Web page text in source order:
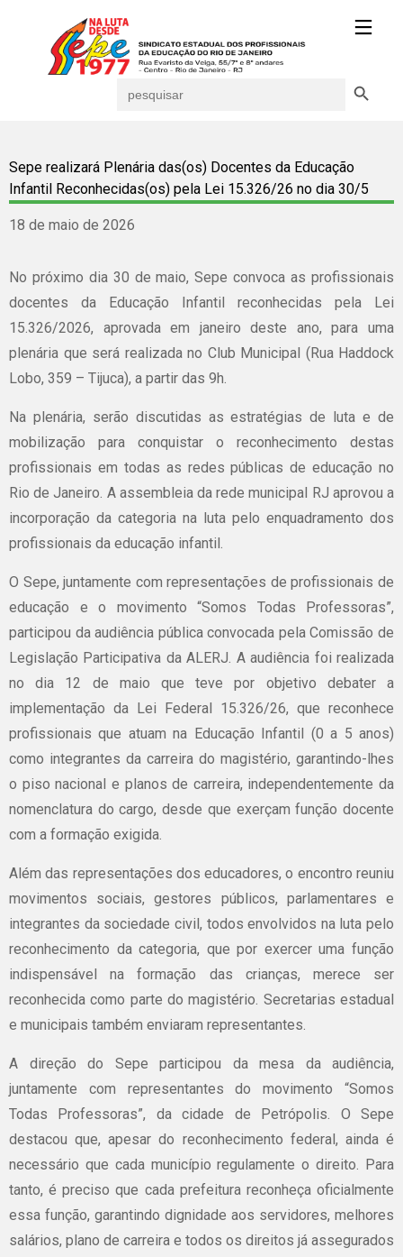
for:
Sepe realizará Plenária das(os) Docentes da Educação
Infantil Reconhecidas(os) pela Lei 15.326/26 no dia 30/5
18 de maio de 2026
No próximo dia 30 de maio, Sepe convoca as profissionais
docentes da Educação Infantil reconhecidas pela Lei
15.326/2026, aprovada em janeiro deste ano, para uma
plenária que será realizada no Club Municipal (Rua Haddock
Lobo, 359 – Tijuca), a partir das 9h.
Na plenária, serão discutidas as estratégias de luta e de
mobilização para conquistar o reconhecimento destas
profissionais em todas as redes públicas de educação no
Rio de Janeiro. A assembleia da rede municipal RJ aprovou a
incorporação da categoria na luta pelo enquadramento dos
profissionais da educação infantil.
O Sepe, juntamente com representações de profissionais de
educação e o movimento “Somos Todas Professoras”,
participou da audiência pública convocada pela Comissão de
Legislação Participativa da ALERJ. A audiência foi realizada
no dia 12 de maio que teve por objetivo debater a
implementação da Lei Federal 15.326/26, que reconhece
profissionais que atuam na Educação Infantil (0 a 5 anos)
como integrantes da carreira do magistério, garantindo-lhes
o piso nacional e planos de carreira, independentemente da
nomenclatura do cargo, desde que exerçam função docente
com a formação exigida.
Além das representações dos educadores, o encontro reuniu
movimentos sociais, gestores públicos, parlamentares e
integrantes da sociedade civil, todos envolvidos na luta pelo
reconhecimento da categoria, que por exercer uma função
indispensável na formação das crianças, merece ser
reconhecida como parte do magistério. Secretarias estadual
e municipais também enviaram representantes.
A direção do Sepe participou da mesa da audiência,
juntamente com representantes do movimento “Somos
Todas Professoras”, da cidade de Petrópolis. O Sepe
destacou que, apesar do reconhecimento federal, ainda é
necessário que cada município regulamente o direito. Para
tanto, é preciso que cada prefeitura reconheça oficialmente
essa função, garantindo dignidade aos servidores, melhores
salários, plano de carreira e todos os direitos já assegurados